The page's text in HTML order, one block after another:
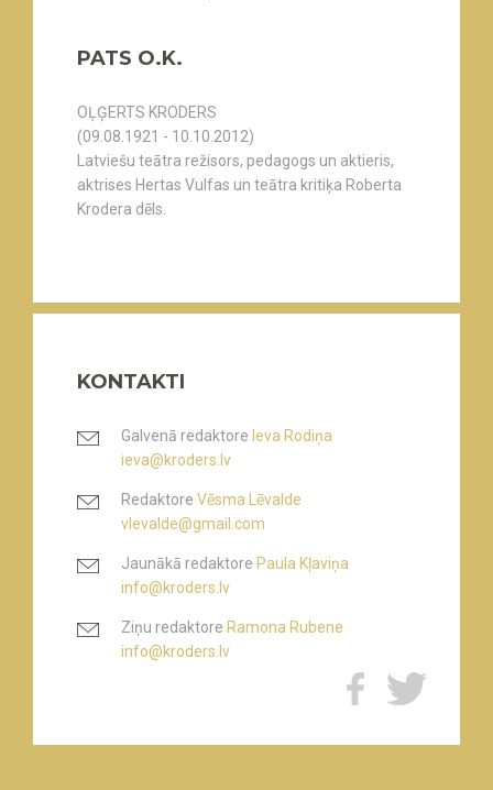
PATS O.K.
OĻĢERTS KRODERS
(09.08.1921 - 10.10.2012)
Latviešu teātra režisors, pedagogs un aktieris,
aktrises Hertas Vulfas un teātra kritiķa Roberta
Krodera dēls.
KONTAKTI
Galvenā redaktore Ieva Rodiņa
ieva@kroders.lv
Redaktore Vēsma Lēvalde
vlevalde@gmail.com
Jaunākā redaktore Paula Kļaviņa
info@kroders.lv
Ziņu redaktore Ramona Rubene
info@kroders.lv